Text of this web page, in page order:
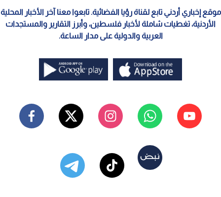
موقع إخباري أردني تابع لقناة رؤيا الفضائية. تابعوا معنا آخر الأخبار المحلية
الأردنية، تغطيات شاملة لأخبار فلسطين، وأبرز التقارير والمستجدات
العربية والدولية على مدار الساعة.